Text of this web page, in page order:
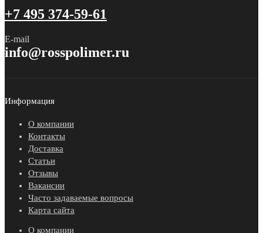
+7 495 374-59-61
E-mail
info@rosspolimer.ru
Информация
О компании
Контакты
Доставка
Статьи
Отзывы
Вакансии
Часто задаваемые вопросы
Карта сайта
О компании